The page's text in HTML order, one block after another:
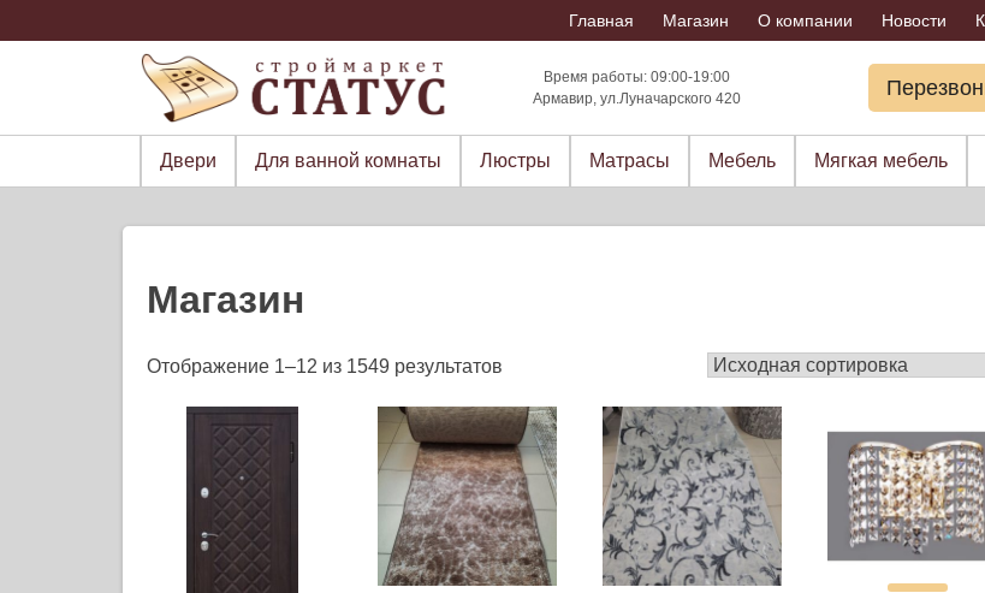
to
Главная Магазин О компании Новости
Время работы: 09:00-19:00
Армавир, ул.Луначарского 420
Двери Для ванной комнаты Люстры Матрасы Мебель Мягкая мебель
Магазин
Отображение 1–12 из 1549 результатов